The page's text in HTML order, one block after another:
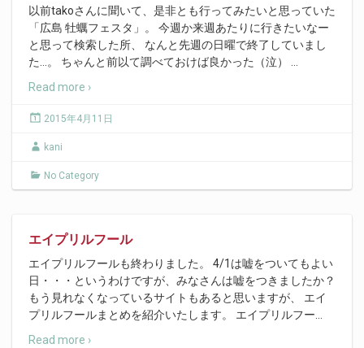
以前takoさんに聞いて、是非とも行ってみたいと思っていた
「広島 牡蠣フェスタ」。 今週か来週あたりに行きたいなー
と思って検索した所、 なんと先週の日曜で終了していまし
た…。 ちゃんと前以て調べておけば良かった（泣）
Read more ›
2015年4月11日
kani
No Category
エイプリルフール
エイプリルフールも終わりました。 4/1は嘘をついてもよい
日・・・というわけですが、みなさんは嘘をつきましたか？
もう見れなくなっているサイトもあると思いますが、 エイ
プリルフールまとめを紹介いたします。 エイプリルフー
Read more ›